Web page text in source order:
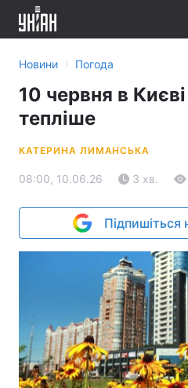
Новини › Погода
10 червня в
тепліше
КАТЕРИНА ЛИМАНСЬКА
08:00, 10.06.26 3 хв.
Підпишіться